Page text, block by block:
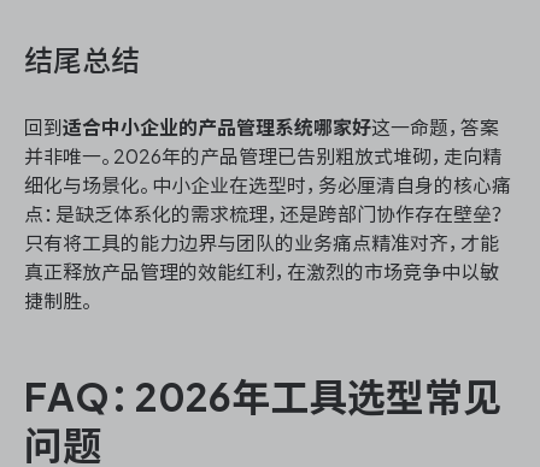
结尾总结
回到 适合中小企业的产品管理系统哪家好这一命题，答案
并非唯一。2026年的产品管理已告别粗放式堆砌，走向精
细化与场景化。中小企业在选型时，务必厘清自身的核心痛
点：是缺乏体系化的需求梳理，还是跨部门协作存在壁垒？
只有将工具的能力边界与团队的业务痛点精准对齐，才能
真正释放产品管理的效能红利，在激烈的市场竞争中以敏
捷制胜。
FAQ：2026年工具选型常见
问题